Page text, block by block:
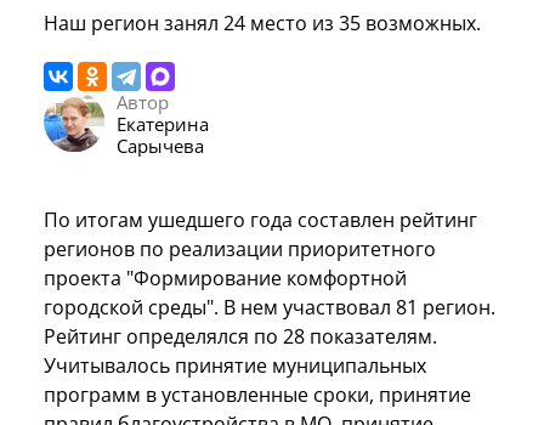
Наш регион занял 24 место из 35 возможных.
Автор
Екатерина
Сарычева
По итогам ушедшего года составлен рейтинг
регионов по реализации приоритетного
проекта "Формирование комфортной
городской среды". В нем участвовал 81 регион.
Рейтинг определялся по 28 показателям.
Учитывалось принятие муниципальных
программ в установленные сроки, принятие